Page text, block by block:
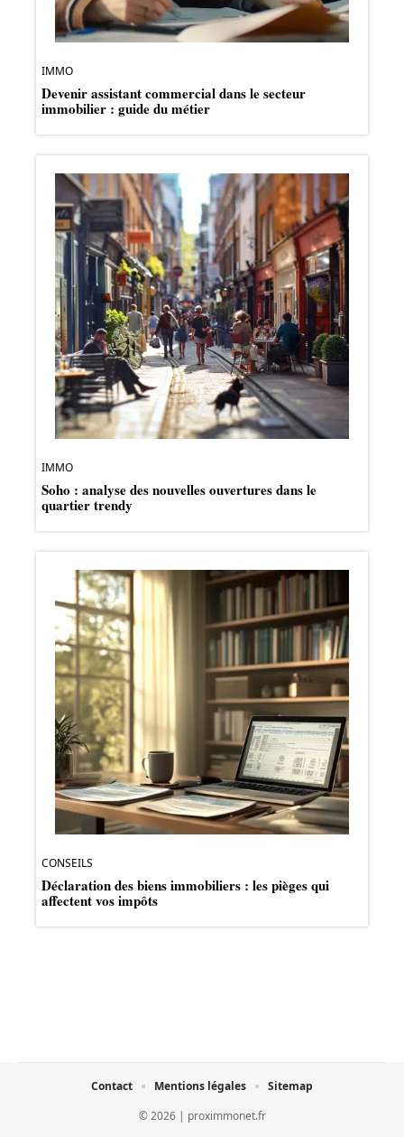
IMMO
Devenir assistant commercial dans le secteur
immobilier : guide du métier
IMMO
Soho : analyse des nouvelles ouvertures dans le
quartier trendy
CONSEILS
Déclaration des biens immobiliers : les pièges qui
affectent vos impôts
© 2026 | proximmonet.fr
Contact Mentions légales Sitemap